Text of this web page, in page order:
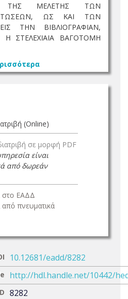
ΤΗΣ ΜΕΛΕΤΗΣ ΤΩΝ
ΩΣ ΚΑΙ ΤΩΝ
ΤΗΝ ΒΙΒΛΙΟΓΡΑΦΙΑΝ,
Η ΣΤΕΛΕΧΙΑΙΑ ΒΑΓΟΤΟΜΗ
(Online)
σε μορφή PDF
είναι
από δωρεάν
στο ΕΑΔΔ
πνευματικά
10.12681/eadd/8282
http://hdl.handle.net/10442/
8282